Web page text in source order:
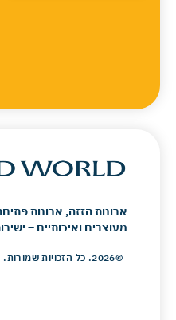
ארונות הזזה, ארונות
מעוצבים ואיכותיים –
©2026. כל הזכויות שמורות.